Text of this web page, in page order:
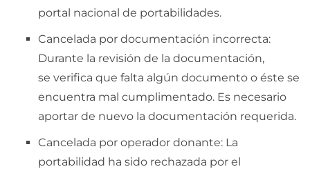
portal nacional de portabilidades.
Cancelada por documentación incorrecta:
Durante la revisión de la documentación,
se verifica que falta algún documento o éste se
encuentra mal cumplimentado. Es necesario
aportar de nuevo la documentación requerida.
Cancelada por operador donante: La
portabilidad ha sido rechazada por el